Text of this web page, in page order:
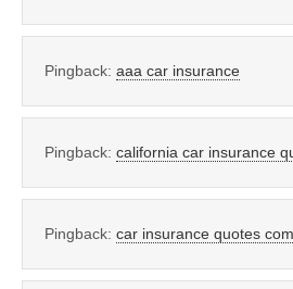
Pingback: aaa car insurance
Pingback: california car insurance
Pingback: car insurance quotes